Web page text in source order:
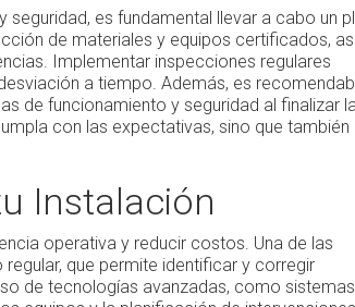
es fundamental llevar a cabo un
de materiales y equipos certificados,
Implementar inspecciones regulares
a tiempo. Además, es
de funcionamiento y seguridad al finalizar
con las expectativas, sino que también
Instalación
operativa y reducir costos. Una de las
que permite identificar y corregir
de tecnologías avanzadas, como sistemas